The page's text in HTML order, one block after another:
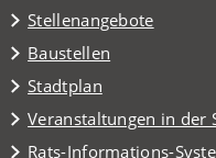
Stellenangebote
Baustellen
Stadtplan
(Öffnet
in
einem
Veranstaltungen in der
(Öffnet
in Rats-Informations-
(Öffnet